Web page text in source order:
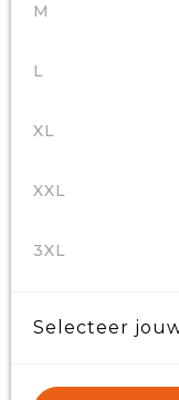
M
L
XL
XXL
3XL
Selecteer